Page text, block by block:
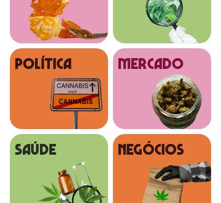
Política MERCADO
SAÚDE NEGÓCIOS